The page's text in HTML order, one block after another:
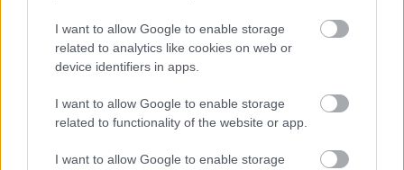
I want to allow Google to enable storage
related to analytics like cookies on web or
device identifiers in apps.
I want to allow Google to enable storage
related to functionality of the website or app.
I want to allow Google to enable storage
Lindab, a.s.
Jamník 278, 053 22 – výrobný závod
www.stresnysystem.sk| www.lindab.sk